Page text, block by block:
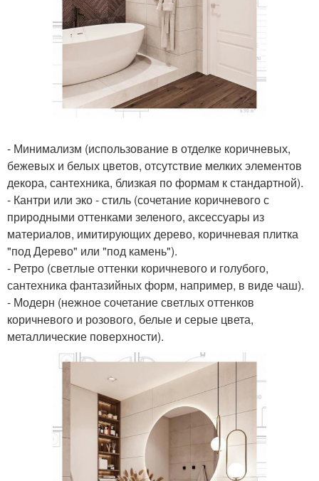
- Минимализм (использование в отделке коричневых,
бежевых и белых цветов, отсутствие мелких элементов
декора, сантехника, близкая по формам к стандартной).
- Кантри или эко - стиль (сочетание коричневого с
природными оттенками зеленого, аксессуары из
материалов, имитирующих дерево, коричневая плитка
"под Дерево" или "под камень").
- Ретро (светлые оттенки коричневого и голубого,
сантехника фантазийных форм, например, в виде чаш).
- Модерн (нежное сочетание светлых оттенков
коричневого и розового, белые и серые цвета,
металлические поверхности).